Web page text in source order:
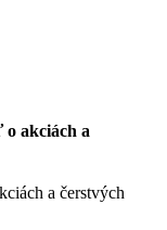
akciách a
a čerstvých